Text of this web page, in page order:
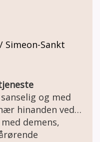
Simeon-Sankt
og med
hinanden ved
at lytte til, og
Gudstjenesten
demens,